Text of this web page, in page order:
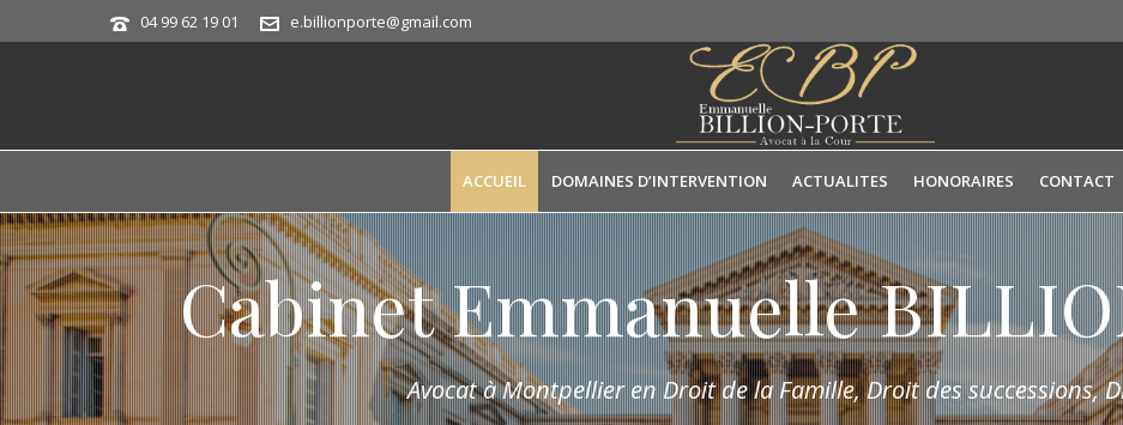
04 99 62 19 01 e.billionporte@gmail.com
ACCUEIL DOMAINES D’INTERVENTION ACTUALITES HONORAIRES CONTACT
Cabinet Emmanuelle
Avocat à Montpellier en Droit de la Famille,Droit des successions,